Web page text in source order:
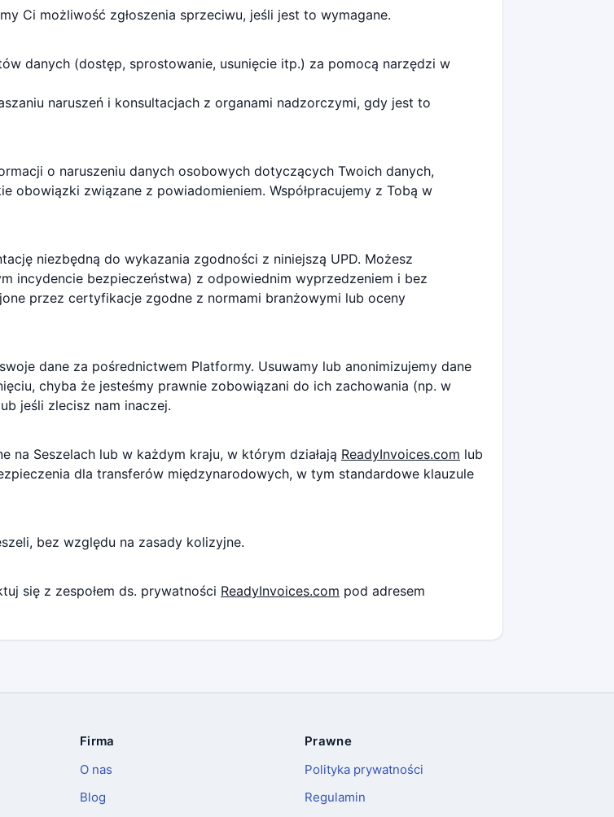
Ci możliwość zgłoszenia sprzeciwu, jeśli jest to wymagane.
danych (dostęp, sprostowanie, usunięcie itp.) za pomocą narzędzi w
naruszeń i konsultacjach z organami nadzorczymi, gdy jest to
o naruszeniu danych osobowych dotyczących Twoich danych,
obowiązki związane z powiadomieniem. Współpracujemy z Tobą w
niezbędną do wykazania zgodności z niniejszą UPD. Możesz
incydencie bezpieczeństwa) z odpowiednim wyprzedzeniem i bez
przez certyfikacje zgodne z normami branżowymi lub oceny
dane za pośrednictwem Platformy. Usuwamy lub anonimizujemy dane
chyba że jesteśmy prawnie zobowiązani do ich zachowania (np. w
jeśli zlecisz nam inaczej.
na Seszelach lub w każdym kraju, w którym działają ReadyInvoices.com lub
dla transferów międzynarodowych, w tym standardowe klauzule
bez względu na zasady kolizyjne.
się z zespołem ds. prywatności ReadyInvoices.com pod adresem
Firma
O nas
Blog
Prawne
Polityka prywatności
Regulamin